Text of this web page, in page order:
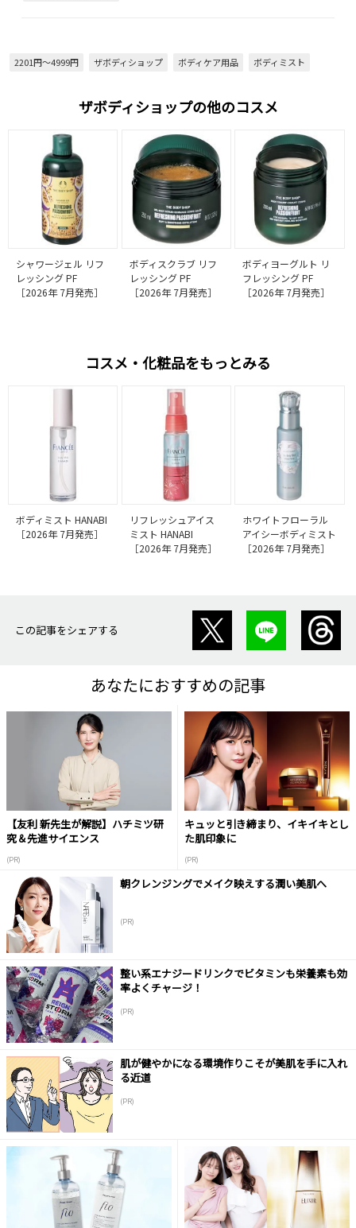
2201円～4999円 ザボディショップ ボディケア用品 ボディミスト
ザボディショップの他のコスメ
シャワージェル リフ
レッシング PF
［2026年 7月発売］
ボディスクラブ リフ
レッシング PF
［2026年 7月発売］
ボディヨーグルト リ
フレッシング PF
［2026年 7月発売］
コスメ・化粧品をもっとみる
ボディミスト HANABI
［2026年 7月発売］
リフレッシュアイス
ミスト HANABI
［2026年 7月発売］
ホワイトフローラル
アイシーボディミスト
［2026年 7月発売］
この記事をシェアする
あなたにおすすめの記事
【友利 新先生が解説】ハチミツ研
究＆先進サイエンス
(PR)
キュッと引き締まり、イキイキとし
た肌印象に
(PR)
朝クレンジングでメイク映えする潤い美肌へ
(PR)
整い系エナジードリンクでビタミンも栄養素も効
率よくチャージ！
(PR)
肌が健やかになる環境作りこそが美肌を手に入れ
る近道
(PR)